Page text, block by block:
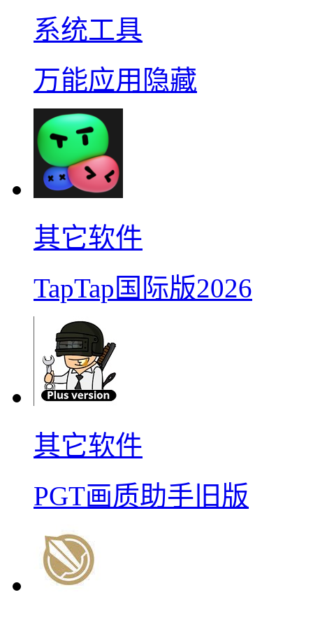
系统工具
万能应用隐藏
其它软件
TapTap国际版2026
其它软件
PGT画质助手旧版